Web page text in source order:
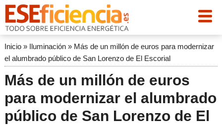
Inicio» Iluminación» Más de un millón de euros para modernizar
el alumbrado público de San Lorenzo de El Escorial
Más de un millón de euros
para modernizar el alumbrado
público de San Lorenzo de El